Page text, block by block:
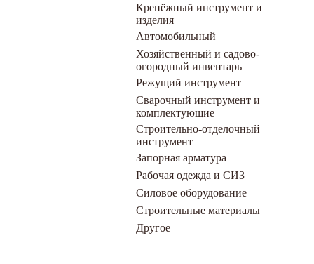
Крепёжный инструмент и
изделия
Автомобильный
Хозяйственный и садово-
огородный инвентарь
Режущий инструмент
Сварочный инструмент и
комплектующие
Строительно-отделочный
инструмент
Запорная арматура
Рабочая одежда и СИЗ
Силовое оборудование
Строительные материалы
Другое